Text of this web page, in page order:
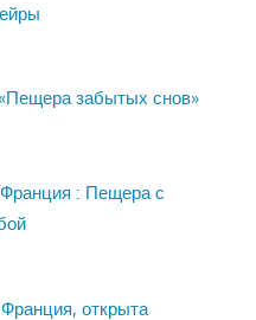
забытых снов»
: Пещера с
открыта